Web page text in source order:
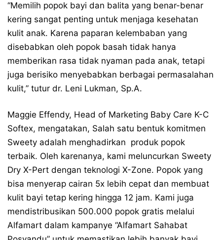
“Memilih popok bayi dan balita yang benar-benar
kering sangat penting untuk menjaga kesehatan
kulit anak. Karena paparan kelembaban yang
disebabkan oleh popok basah tidak hanya
memberikan rasa tidak nyaman pada anak, tetapi
juga berisiko menyebabkan berbagai permasalahan
kulit,” tutur dr. Leni Lukman, Sp.A.
Maggie Effendy, Head of Marketing Baby Care K-C
Softex, mengatakan, Salah satu bentuk komitmen
Sweety adalah menghadirkan produk popok
terbaik. Oleh karenanya, kami meluncurkan Sweety
Dry X-Pert dengan teknologi X-Zone. Popok yang
bisa menyerap cairan 5x lebih cepat dan membuat
kulit bayi tetap kering hingga 12 jam. Kami juga
mendistribusikan 500.000 popok gratis melalui
Alfamart dalam kampanye “Alfamart Sahabat